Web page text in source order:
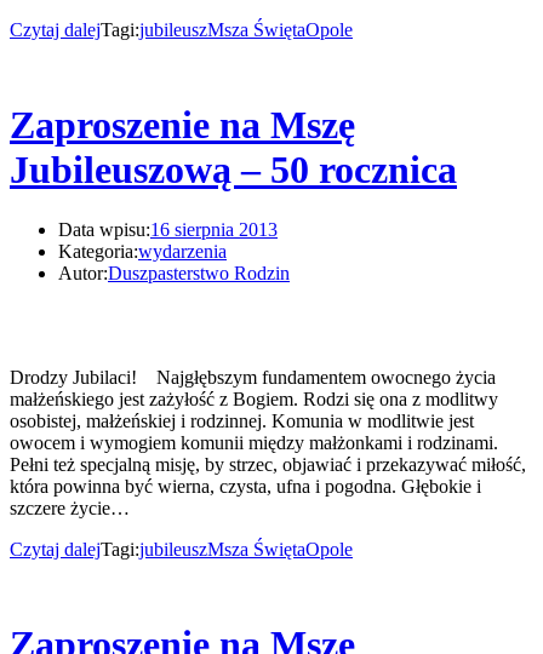
Czytaj dalejTagi:jubileuszMsza ŚwiętaOpole
Zaproszenie na Mszę
Jubileuszową – 50 rocznica
Data wpisu:16 sierpnia 2013
Kategoria:wydarzenia
Autor:Duszpasterstwo Rodzin
Drodzy Jubilaci! Najgłębszym fundamentem owocnego życia
małżeńskiego jest zażyłość z Bogiem. Rodzi się ona z modlitwy
osobistej, małżeńskiej i rodzinnej. Komunia w modlitwie jest
owocem i wymogiem komunii między małżonkami i rodzinami.
Pełni też specjalną misję, by strzec, objawiać i przekazywać miłość,
która powinna być wierna, czysta, ufna i pogodna. Głębokie i
szczere życie…
Czytaj dalejTagi:jubileuszMsza ŚwiętaOpole
Zaproszenie na Mszę